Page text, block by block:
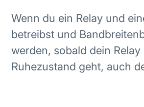
Wenn du ein Relay und
betreibst und
werden, sobald dein
Ruhezustand geht, auch